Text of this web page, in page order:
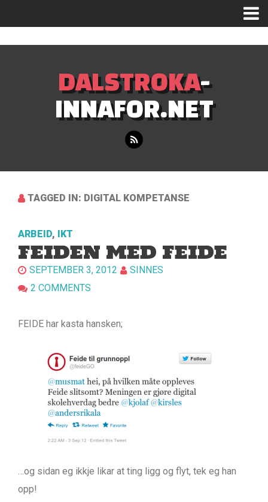
DALSTROKA-
INNAFOR.NET
TAGGED IN: DIGITAL KOMPETANSE
ARBEID, IKT
FEIDEN MED FEIDE
SEPTEMBER 3, 2012
SINNES
2 COMMENTS
FEIDE har kasta hansken;
…og sidan eg ikkje likar at ting ligg og flyt, tek eg han
opp!